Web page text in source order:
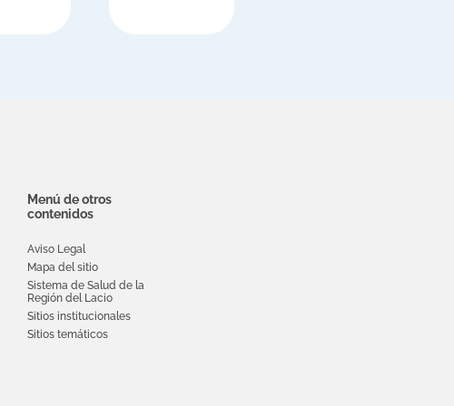
Menú de otros
contenidos
Aviso Legal
Mapa del sitio
Sistema de Salud de la
Región del Lacio
Sitios institucionales
Sitios temáticos